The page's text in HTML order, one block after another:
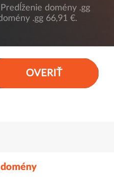
domény .gg
.gg 66,91 €.
OVERIŤ